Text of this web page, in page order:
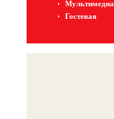
Мультимедиа
Гостевая